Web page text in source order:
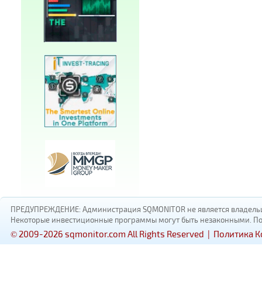
ПРЕДУПРЕЖДЕНИЕ: Администрация SQMONITOR не является
Некоторые инвестиционные программы могут быть незаконными.
© 2009-2026 sqmonitor.com All Rights Reserved | Политика